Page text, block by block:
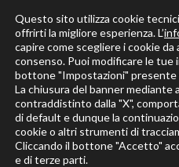
Solo per
Elite Pro
Questo sito utilizza cookie
offrirti la migliore esperienza. L’
capire come scegliere i cookie
consenso. Puoi modificare le tue
bottone "Impostazioni" presente
La chiusura del banner mediante
contraddistinto dalla "X",
di default e dunque la
cookie o altri strumenti di
Cliccando il bottone "Accetto"
e di terze parti.